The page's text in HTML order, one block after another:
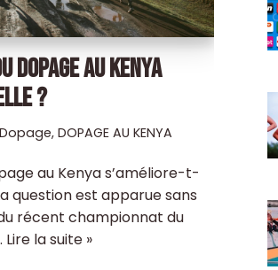
DOPAGE AU KENYA
?
Dopage, DOPAGE AU KENYA
au Kenya s’améliore-t-
question est apparue sans
récent championnat du
Lire la suite »